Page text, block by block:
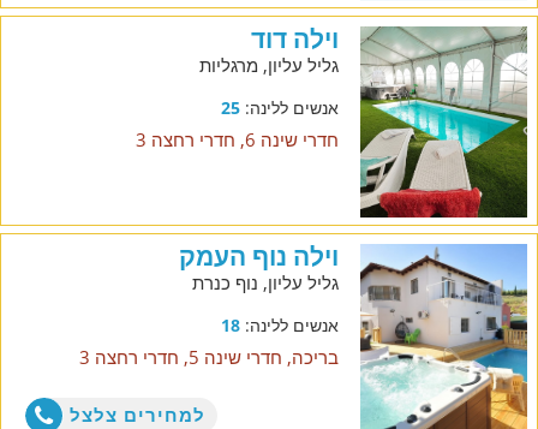
וילה דוד
גליל עליון, מרגליות
אנשים ללינה:25
חדרי שינה 6, חדרי רחצה 3
וילה נוף העמק
גליל עליון, נוף כנרת
אנשים ללינה:18
בריכה, חדרי שינה 5, חדרי רחצה 3
למחירים צלצל